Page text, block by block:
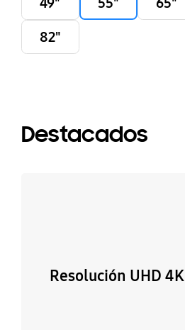
82"
Destacados
Resolución UHD 4K